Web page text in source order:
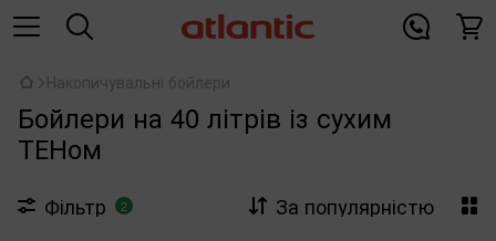
Накопичувальні бойлери
Бойлери на 40 літрів із сухим
ТЕНом
Фільтр 2 За популярністю